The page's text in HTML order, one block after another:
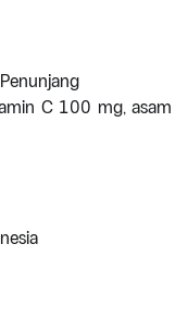
C 100 mg, asam